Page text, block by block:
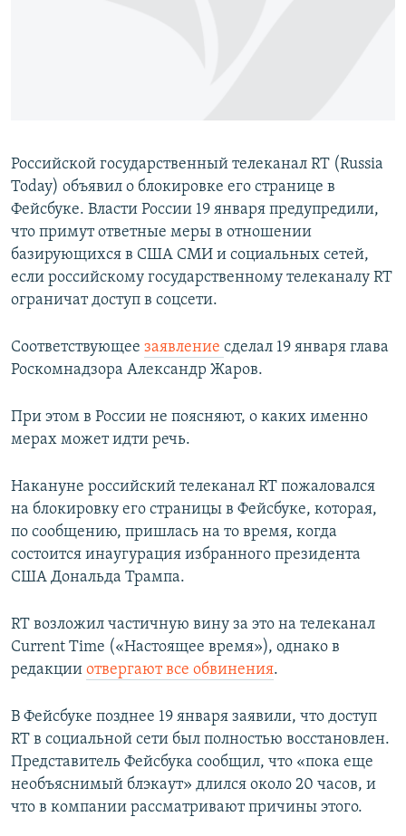
Российской государственный телеканал RT (Russia
Today) объявил о блокировке его странице в
Фейсбуке. Власти России 19 января предупредили,
что примут ответные меры в отношении
базирующихся в США СМИ и социальных сетей,
если российскому государственному телеканалу RT
ограничат доступ в соцсети.
Соответствующее заявление сделал 19 января глава
Роскомнадзора Александр Жаров.
При этом в России не поясняют, о каких именно
мерах может идти речь.
Накануне российский телеканал RT пожаловался
на блокировку его страницы в Фейсбуке, которая,
по сообщению, пришлась на то время, когда
состоится инаугурация избранного президента
США Дональда Трампа.
RT возложил частичную вину за это на телеканал
Current Time («Настоящее время»), однако в
редакции отвергают все обвинения.
В Фейсбуке позднее 19 января заявили, что доступ
RT в социальной сети был полностью восстановлен.
Представитель Фейсбука сообщил, что «пока еще
необъяснимый блэкаут» длился около 20 часов, и
что в компании рассматривают причины этого.